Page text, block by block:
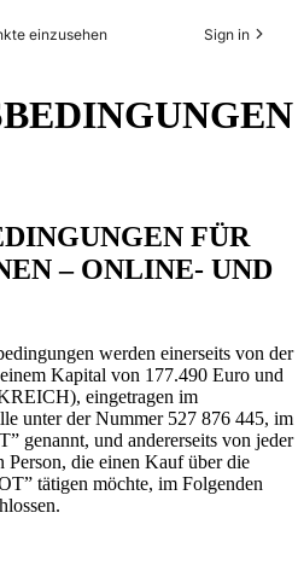
einzusehen Sign in
FÜR
– ONLINE- UND
werden einerseits von der
Kapital von 177.490 Euro und
eingetragen im
unter der Nummer 527 876 445, im
genannt, und andererseits von jeder
Person, die einen Kauf über die
tätigen möchte, im Folgenden